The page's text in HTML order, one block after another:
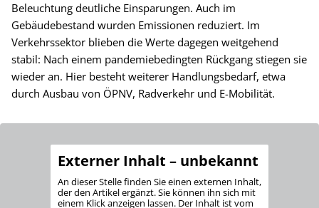
Beleuchtung deutliche Einsparungen. Auch im
Gebäudebestand wurden Emissionen reduziert. Im
Verkehrssektor blieben die Werte dagegen weitgehend
stabil: Nach einem pandemiebedingten Rückgang stiegen sie
wieder an. Hier besteht weiterer Handlungsbedarf, etwa
durch Ausbau von ÖPNV, Radverkehr und E-Mobilität.
Externer Inhalt – unbekannt
An dieser Stelle finden Sie einen externen Inhalt,
der den Artikel ergänzt. Sie können ihn sich mit
einem Klick anzeigen lassen. Der Inhalt ist vom